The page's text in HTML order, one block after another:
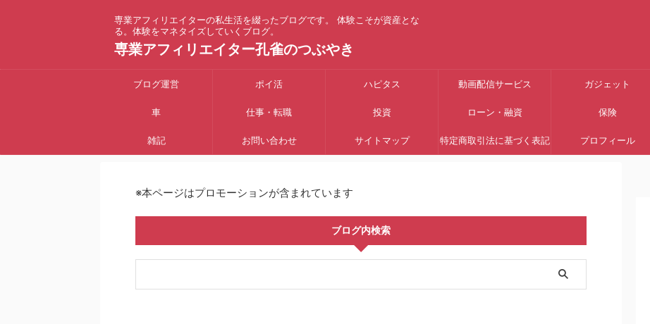
専業アフィリエイターの私生活を綴ったブログです。 体験こそが資産とな
る。体験をマネタイズしていくブログ。
専業アフィリエイター孔雀のつぶやき
ブログ運営 ポイ活 ハピタス 動画配信サービス ガジェット
車 仕事・転職 投資 ローン・融資 保険
雑記 お問い合わせ サイトマップ 特定商取引法に基づく表記 プロフィール
※本ページはプロモーションが含まれています
ブログ内検索